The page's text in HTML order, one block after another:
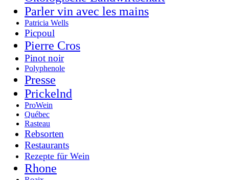
Parler vin avec les mains
Patricia Wells
Picpoul
Pierre Cros
Pinot noir
Polyphenole
Presse
Prickelnd
ProWein
Québec
Rasteau
Rebsorten
Restaurants
Rezepte für Wein
Rhone